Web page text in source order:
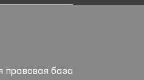
правовая база